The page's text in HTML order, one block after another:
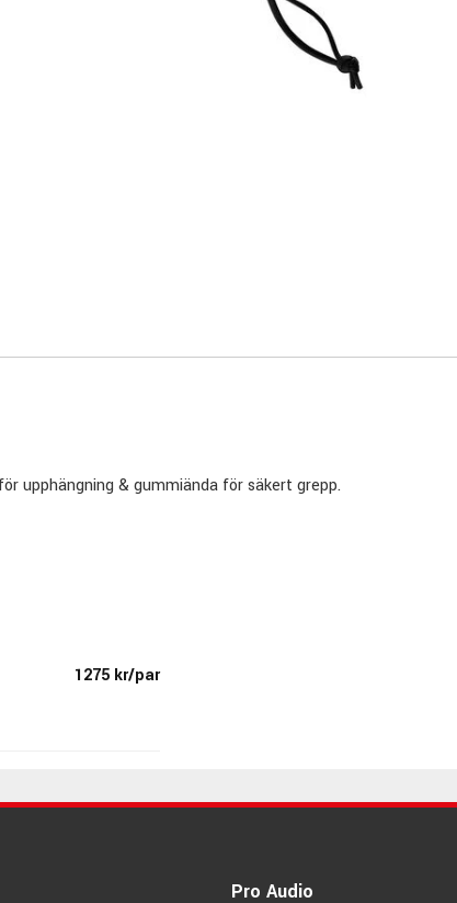
upphängning & gummiända för säkert grepp.
ledande märke på trumstockar & andra slagdon.
1275 kr/par
Pro Audio